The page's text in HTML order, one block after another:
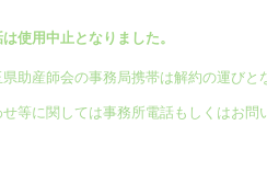
使用中止となりました。
助産師会の事務局携帯は解約の運びと
等に関しては事務所電話もしくはお問